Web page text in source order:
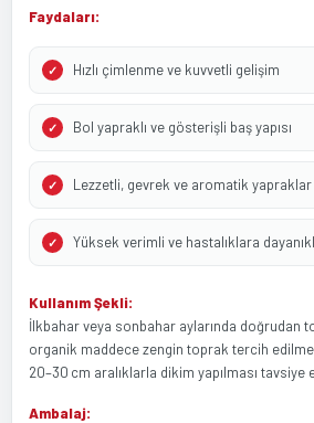
Faydaları:
Hızlı çimlenme ve kuvvetli gelişim
Bol yapraklı ve gösterişli baş yapısı
Lezzetli, gevrek ve aromatik yapraklar
Yüksek verimli ve hastalıklara
Kullanım Şekli:
İlkbahar veya sonbahar aylarında doğrudan
organik maddece zengin toprak tercih
20–30 cm aralıklarla dikim yapılması tavsiye
Ambalaj: